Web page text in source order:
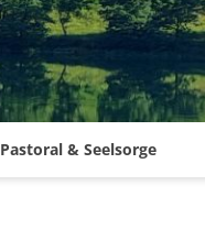
Pastoral & Seelsorge